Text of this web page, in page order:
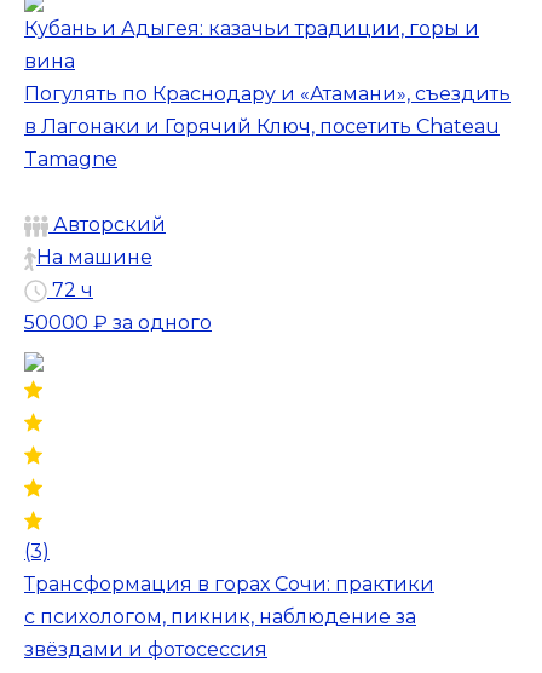
Кубань и Адыгея: казачьи традиции, горы и
вина
Погулять по Краснодару и «Атамани», съездить
в Лагонаки и Горячий Ключ, посетить Chateau
Tamagne
Авторский
На машине
72 ч
50000 ₽ за одного
(3)
Трансформация в горах Сочи: практики
с психологом, пикник, наблюдение за
звёздами и фотосессия